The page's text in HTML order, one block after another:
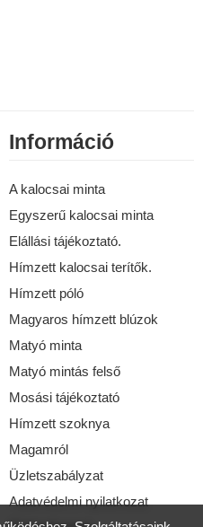
Információ
A kalocsai minta
Egyszerű kalocsai minta
Elállási tájékoztató.
Hímzett kalocsai terítők.
Hímzett póló
Magyaros hímzett blúzok
Matyó minta
Matyó mintás felső
Mosási tájékoztató
Hímzett szoknya
Magamról
Üzletszabályzat
Adatvédelmi nyilatkozat